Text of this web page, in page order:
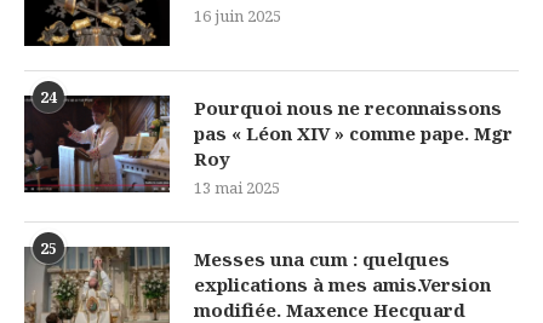
16 juin 2025
24
Pourquoi nous ne reconnaissons
pas « Léon XIV » comme pape. Mgr
Roy
13 mai 2025
25
Messes una cum : quelques
explications à mes amis.Version
modifiée. Maxence Hecquard